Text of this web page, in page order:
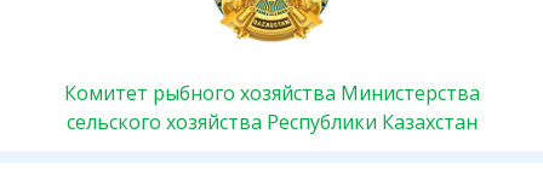
Комитет рыбного хозяйства Министерства
сельского хозяйства Республики Казахстан